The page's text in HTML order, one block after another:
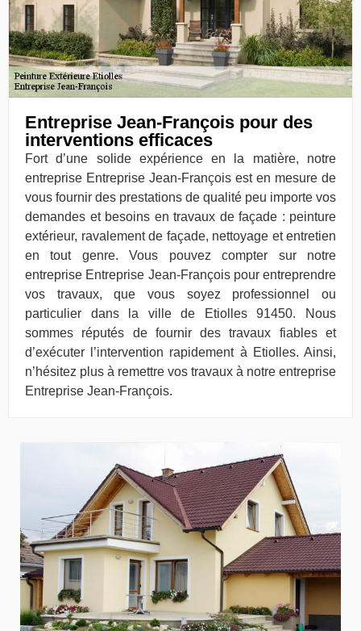
Entreprise Jean-François pour des
interventions efficaces
Fort d’une solide expérience en la matière, notre
entreprise Entreprise Jean-François est en mesure de
vous fournir des prestations de qualité peu importe vos
demandes et besoins en travaux de façade : peinture
extérieur, ravalement de façade, nettoyage et entretien
en tout genre. Vous pouvez compter sur notre
entreprise Entreprise Jean-François pour entreprendre
vos travaux, que vous soyez professionnel ou
particulier dans la ville de Etiolles 91450. Nous
sommes réputés de fournir des travaux fiables et
d’exécuter l’intervention rapidement à Etiolles. Ainsi,
n’hésitez plus à remettre vos travaux à notre entreprise
Entreprise Jean-François.